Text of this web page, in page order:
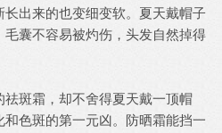
出来的也变细变软。夏天戴帽子
毛囊不容易被灼伤，头发自然掉得
斑霜，却不舍得夏天戴一顶帽
色斑的第一元凶。防晒霜能挡一